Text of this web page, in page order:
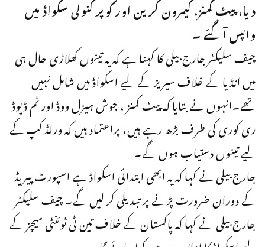
دیا، پیٹ کمنز، کیمرون گرین اور کوپر کنولی سکواڈ میں
واپس آگئے ۔
چیف سلیکٹر جارج بیلی کا کہنا ہے کہ یہ تینوں کھلاڑی حال ہی
میں انڈیا کے خلاف سیریز کے لیے اسکواڈ میں شامل نہیں
تھے۔انہوں نے بتایا کہ پیٹ کمنز ، جوش ہیزل ووڈ اور ٹم ڈیوڈ
ری کوری کی طرف بڑھ رہے ہیں، پراعتماد ہیں کہ ورلڈ کپ کے
لیے تینوں دستیاب ہوں گے۔
جارج بیلی نے کہا کہ یہ ابھی ابتدائی اسکواڈ ہے اسپورٹ پیریڈ
کے دوران ضرورت پڑنے پر تبدیلی کر لیں گے۔ چیف سلیکٹر
جارج بیلی نے کہا کہ پاکستان کے خلاف تین ٹی ٹوئنٹی میچز کے